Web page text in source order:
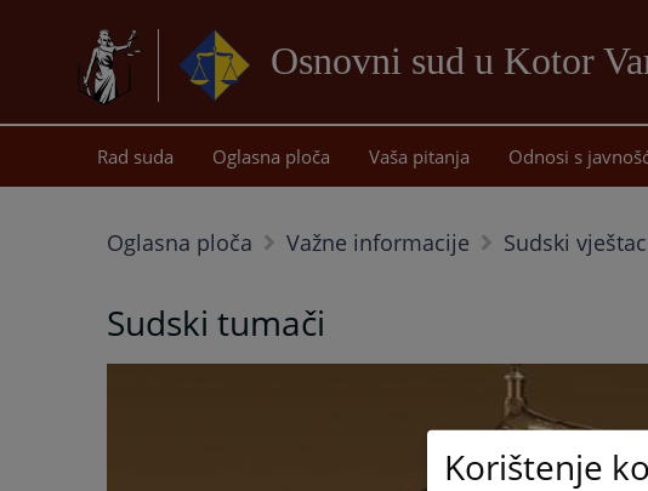
Osnovni sud u Kotor
Rad suda Oglasna ploča Vaša pitanja Odnosi s
Oglasna ploča Važne informacije Sudski
Sudski tumači
Korištenje